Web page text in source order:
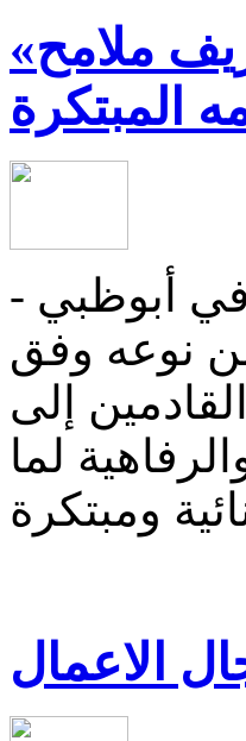
«سانت ريجيس جزيرة السعديات» يعيد تعريف ملامح
المبتكرة
أبوظبي -
نوعه وفق
إلى
لما
الاعمال